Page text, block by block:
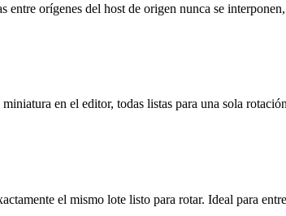
orígenes del host de origen nunca se
en el editor, todas listas para una sola
el mismo lote listo para rotar. Ideal para